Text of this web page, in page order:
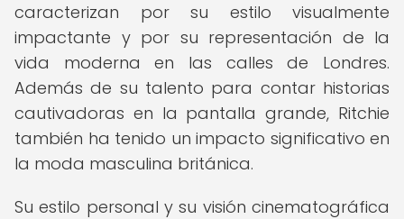
caracterizan por su estilo visualmente
impactante y por su representación de la
vida moderna en las calles de Londres.
Además de su talento para contar historias
cautivadoras en la pantalla grande, Ritchie
también ha tenido un impacto significativo en
la moda masculina británica.
Su estilo personal y su visión cinematográfica